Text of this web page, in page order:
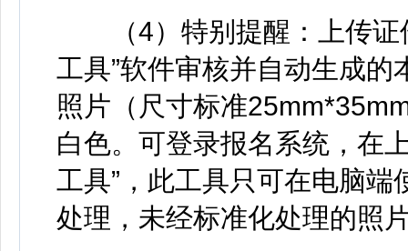
（4）特别提醒：上传证
工具”软件审核并自动生成
照片（尺寸标准
白色。可登录报名系统，在
工具”，此工具只可在电脑
处理，未经标准化处理的照